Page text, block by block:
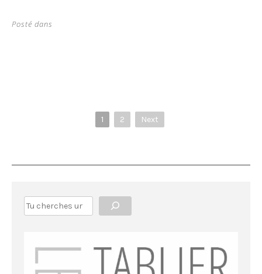
Posté dans
1 2 Next